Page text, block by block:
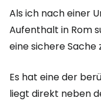
Als ich nach einer
Aufenthalt in Rom
eine sichere Sache
Es hat eine der
liegt direkt neben